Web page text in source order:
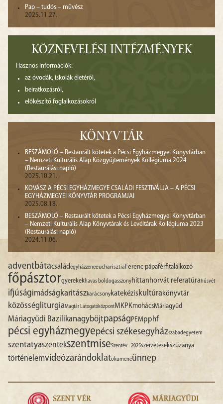
Pap – tudós – művész
2025.11.27.
KÖZNEVELÉSI INTÉZMÉNYEK
Hasznos információk:
az óvodák, iskolák életéről,
beiratkozásról,
előkészítő foglalkozásokról
KÖNYVTÁR
BESZÁMOLÓ – Restaurált kötetek a Pécsi Egyházmegyei Könyvtárban
– Nemzeti Kulturális Alap Közgyűjtemények Kollégiuma 2024
(Restaurálási napló)
2025.10.21.
KOVÁSZ A PÉCSI EGYHÁZMEGYE CSALÁDI FESZTIVÁLJA – A PÉCSI
EGYHÁZMEGYEI KÖNYVTÁR PROGRAMJAI
2025.08.18.
BESZÁMOLÓ – Restaurált kötetek a Pécsi Egyházmegyei Könyvtárban
– Nemzeti Kulturális Alap Könyvtárak és Levéltárak Kollégiuma 2023
(Restaurálási napló)
2024.11.06.
adventbátacsaládegyházzeneeucharisztiaFerenc pápaférfitalálkozó
főpásztorgyerekekhavas boldogasszonyhittanhorvát referatúrahúsvét
ifjúságimádságkaritászkarácsonykatekéziskultúrakönyvtár
közösségliturgiaMagtár LátogatóközpontMKPKmohácsMáriagyűd
Máriagyűdi BazilikanagyböjtpapságPEMpphf
pécsi egyházmegyepécsi székesegyházszabadegyetem
szentatyaszentekszentmiseSzentév - 2025szerzetesekszűzanya
történelemvideózarándoklatökumenéünnep